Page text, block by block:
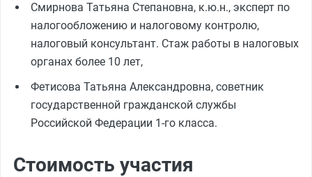
Смирнова Татьяна Степановна, к.ю.н., эксперт по
налогообложению и налоговому контролю,
налоговый консультант. Стаж работы в налоговых
органах более 10 лет,
Фетисова Татьяна Александровна, советник
государственной гражданской службы
Российской Федерации 1-го класса.
Стоимость участия